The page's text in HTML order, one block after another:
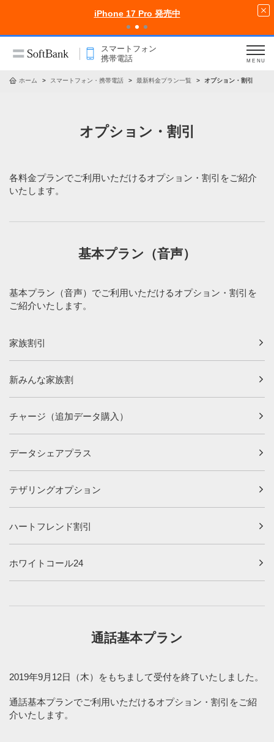
iPhone 17 Pro 発売中
スマートフォン
携帯電話
MENU
ホーム スマートフォン・携帯電話 最新料金プラン一覧 オプション・割引
オプション・割引
各料金プランでご利用いただけるオプション・割引をご紹介
いたします。
基本プラン（音声）
基本プラン（音声）でご利用いただけるオプション・割引を
ご紹介いたします。
家族割引
新みんな家族割
チャージ（追加データ購入）
データシェアプラス
テザリングオプション
ハートフレンド割引
ホワイトコール24
通話基本プラン
2019年9月12日（木）をもちまして受付を終了いたしました。
通話基本プランでご利用いただけるオプション・割引をご紹
介いたします。